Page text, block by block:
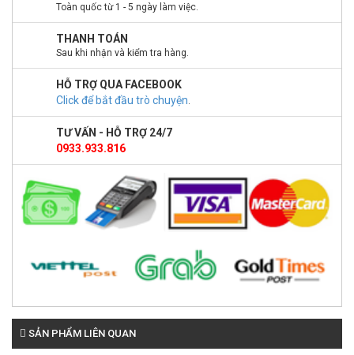
Toàn quốc từ 1 - 5 ngày làm việc.
THANH TOÁN
Sau khi nhận và kiểm tra hàng.
HỖ TRỢ QUA FACEBOOK
Click để bắt đầu trò chuyện.
TƯ VẤN - HỖ TRỢ 24/7
0933.933.816
SẢN PHẨM LIÊN QUAN